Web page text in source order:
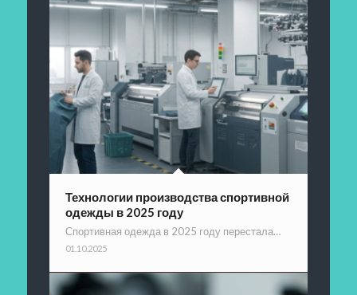
Технологии производства спортивной
одежды в 2025 году
Спортивная одежда в 2025 году перестала…
01.10.2025